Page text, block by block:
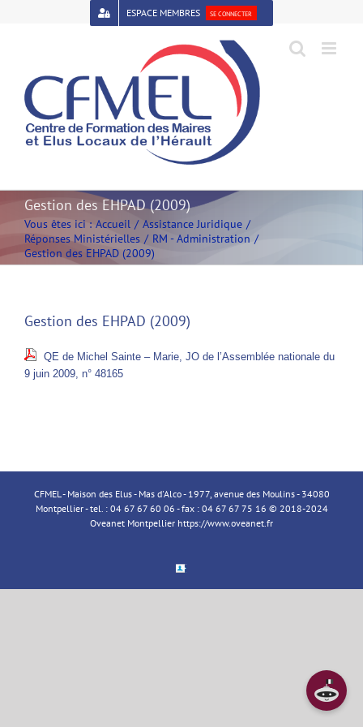
Open toolbar
ESPACE MEMBRES SE CONNECTER
Gestion des EHPAD (2009)
Vous êtes ici : Accueil
Assistance Juridique
Réponses Ministérielles
RM - Administration
Gestion des EHPAD (2009)
Gestion des EHPAD (2009)
QE de Michel Sainte – Marie, JO de l’Assemblée nationale du
9 juin 2009, n° 48165
CFMEL - Maison des Elus - Mas d'Alco - 1977, avenue des Moulins - 34080
Montpellier - tel. : 04 67 67 60 06 - fax : 04 67 67 75 16 © 2018-2024
Oveanet Montpellier https://www.oveanet.fr
Espace